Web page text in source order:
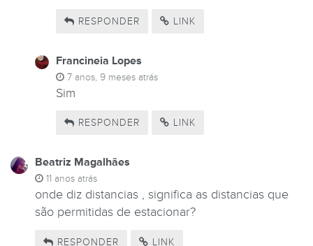
RESPONDER LINK
Francineia Lopes
7 anos, 9 meses atrás
Sim
RESPONDER LINK
Beatriz Magalhães
11 anos atrás
onde diz distancias , significa as distancias que
são permitidas de estacionar?
RESPONDER LINK